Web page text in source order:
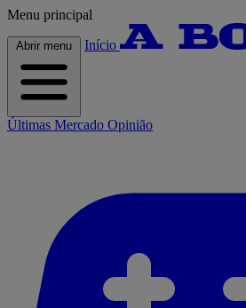
Menu principal
Abrir menu Início
Últimas Mercado Opinião